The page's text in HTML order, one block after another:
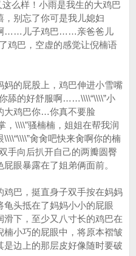
这么样！小雨是我生的大鸡巴
，别忘了你可是我儿媳妇
儿子鸡巴……亲爸爸儿
巴，空虚的感觉让倪楠语
的屁股上，鸡巴伸进小雪嘴
舔的好舒服啊……\\\\“\\\\”小
大鸡巴你…你真不要脸
，\\\\”骚楠楠，姐姐在帮我润
肏肏吧快来肏啊你的楠
手向后扒开自己的两瓣圆臀
眼暴露在了姐弟俩面前。
巴，挺直身子双手按在妈妈
龟头抵在了妈妈小小的屁眼
滑下，至少又八寸长的鸡巴在
小巧的屁眼中，将原本褶皱
边上的那层皮好像随时要破